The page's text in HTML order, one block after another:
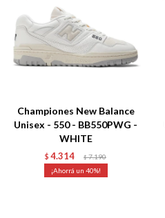
Championes New Balance
Unisex - 550 - BB550PWG -
WHITE
$ 4.314 $ 7.190
40